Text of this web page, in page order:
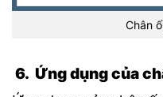
Chân
6. Ứng dụng của